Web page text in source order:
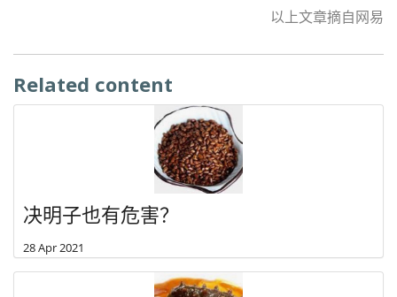
以上文章摘自网易
Related content
决明子也有危害？
28 Apr 2021